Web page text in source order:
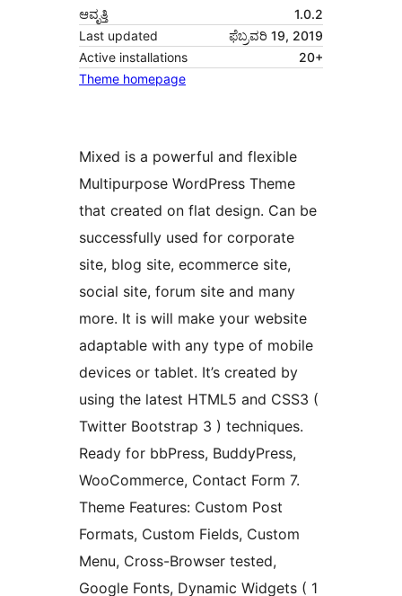
ಆವೃತ್ತಿ
1.0.2
Last updated
ಫೆಬ್ರವರಿ 19, 2019
Active installations
20+
Theme homepage
Mixed is a powerful and flexible
Multipurpose WordPress Theme
that created on flat design. Can be
successfully used for corporate
site, blog site, ecommerce site,
social site, forum site and many
more. It is will make your website
adaptable with any type of mobile
devices or tablet. It’s created by
using the latest HTML5 and CSS3 (
Twitter Bootstrap 3 ) techniques.
Ready for bbPress, BuddyPress,
WooCommerce, Contact Form 7.
Theme Features: Custom Post
Formats, Custom Fields, Custom
Menu, Cross-Browser tested,
Google Fonts, Dynamic Widgets ( 1